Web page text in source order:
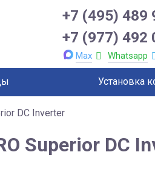
+7 (495) 489
+7 (977) 492
Max Whatsapp
Установка
DC Inverter
Superior DC